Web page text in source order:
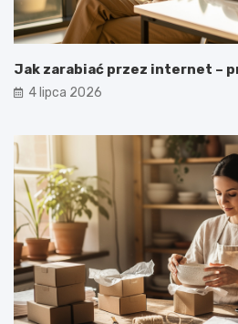
Jak zarabiać przez internet –
4 lipca 2026